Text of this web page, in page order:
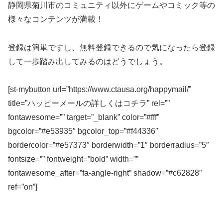
静岡県菊川市のコミュニティ以外にゲームやコミック等の
様々なコンテンツが満載！
登録は簡単ですし、無料登録できるので気になったら登録
して一歩踏み出してみるのはどうでしょう。
[st-mybutton url=”https://www.ctausa.org/happymail/”
title=”ハッピーメールの詳しくはコチラ” rel=””
fontawesome=”” target=”_blank” color=”#fff”
bgcolor=”#e53935″ bgcolor_top=”#f44336″
bordercolor=”#e57373″ borderwidth=”1″ borderradius=”5″
fontsize=”” fontweight=”bold” width=””
fontawesome_after=”fa-angle-right” shadow=”#c62828″
ref=”on”]